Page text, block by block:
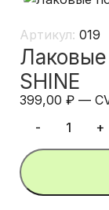
Артикул:019
Лаковые
SHINE
399,00₽ —